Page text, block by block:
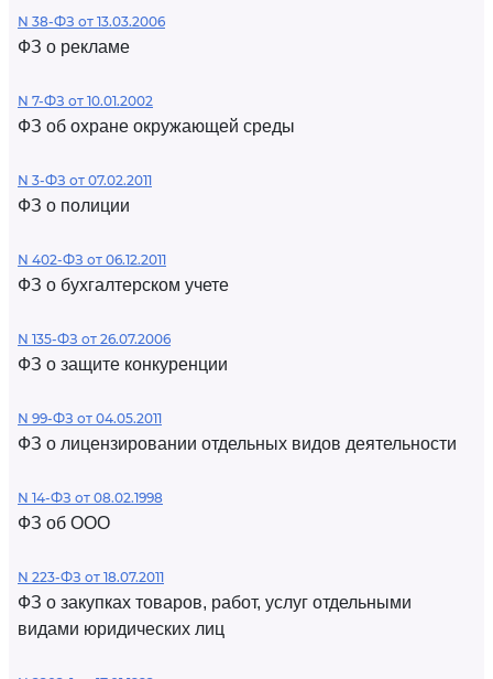
N 38-ФЗ от 13.03.2006
ФЗ о рекламе
N 7-ФЗ от 10.01.2002
ФЗ об охране окружающей среды
N 3-ФЗ от 07.02.2011
ФЗ о полиции
N 402-ФЗ от 06.12.2011
ФЗ о бухгалтерском учете
N 135-ФЗ от 26.07.2006
ФЗ о защите конкуренции
N 99-ФЗ от 04.05.2011
ФЗ о лицензировании отдельных видов деятельности
N 14-ФЗ от 08.02.1998
ФЗ об ООО
N 223-ФЗ от 18.07.2011
ФЗ о закупках товаров, работ, услуг отдельными
видами юридических лиц